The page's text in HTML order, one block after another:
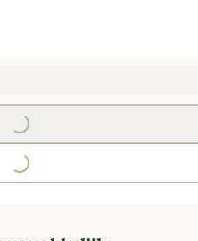
Loading...
Loading...